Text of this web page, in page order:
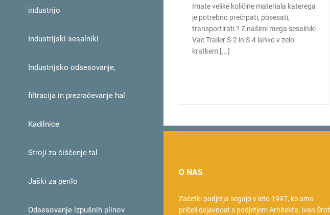
industrijo
Industrijski sesalniki
Industrijsko odsesovanje,
filtracija in prezračevanje hal
Kadilnice
Stroji za čiščenje tal
Jaški za perilo
Odsesovanje izpušnih plinov
Imate velike količine materiala katerega
je potrebno prečrpati, posesati,
transportirati ? Z našimi mega sesalniki
Vac Trailer S-2 in S-4 lahko v zelo
kratkem [...]
O NAS
Začetki podjetja segajo v leto 1997, ko smo
pričeli dejavnost s podjetjem Arhitekta, Ivan Šrot